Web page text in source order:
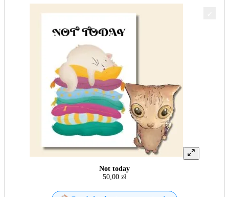
Not today
50,00 zł